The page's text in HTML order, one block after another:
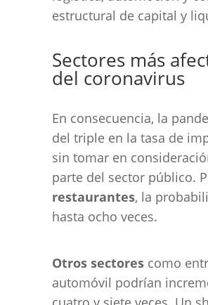
estructural de capital y
Sectores más
del coronavirus
En consecuencia, la
del triple en la tasa de
sin tomar en
parte del sector público.
restaurantes, la
hasta ocho veces.
Otros sectores como
automóvil podrían